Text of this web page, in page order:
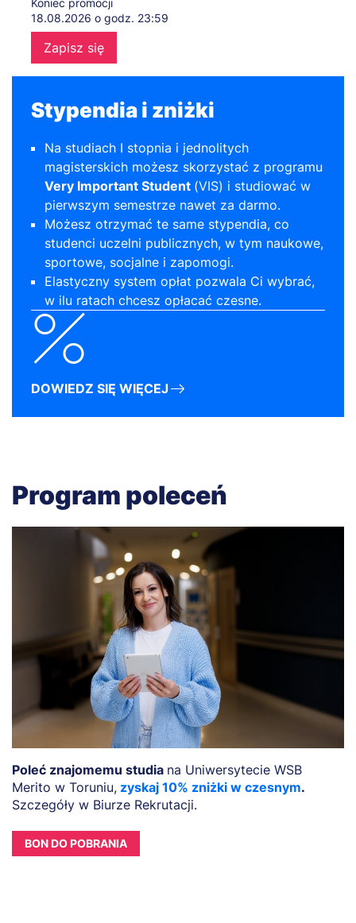
Koniec promocji
18.08.2026 o godz. 23:59
Zapisz się
Stypendia i zniżki
Na studiach I stopnia i jednolitych
magisterskich możesz skorzystać z programu
Very Important Student (VIS) i studiować w
pierwszym semestrze nawet za darmo.
Możesz otrzymać te same stypendia, co
studenci uczelni publicznych, w tym naukowe,
sportowe, socjalne i zapomogi.
Elastyczny system opłat pozwala Ci wybrać,
w ilu ratach chcesz opłacać czesne.
DOWIEDZ SIĘ WIĘCEJ
Program poleceń
Poleć znajomemu studia na Uniwersytecie WSB
Merito w Toruniu, zyskaj 10% zniżki w czesnym.
Szczegóły w Biurze Rekrutacji.
BON DO POBRANIA